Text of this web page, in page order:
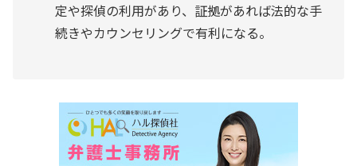
定や探偵の利用があり、証拠があれば法的な手
続きやカウンセリングで有利になる。